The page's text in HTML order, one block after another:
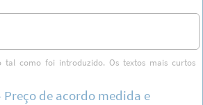
tal como foi introduzido. Os textos mais curtos
Preço de acordo medida e